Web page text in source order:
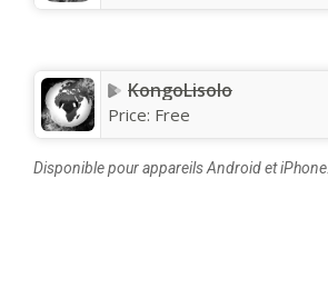
KongoLisolo
Price: Free
Disponible pour appareils Android et iPhone.